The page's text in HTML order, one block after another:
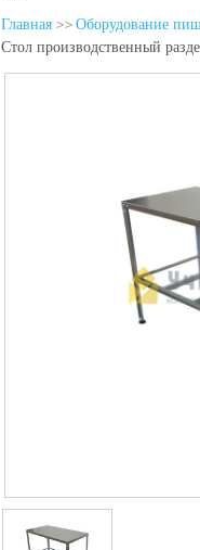
Главная
Оборудование
Стол производственный